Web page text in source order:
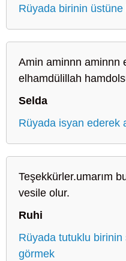
Rüyada birinin
Amin aminnn aminnn
elhamdülillah
Selda
Rüyada isyan ederek
Teşekkürler.umarım
vesile olur.
Ruhi
Rüyada tutuklu birinin
görmek